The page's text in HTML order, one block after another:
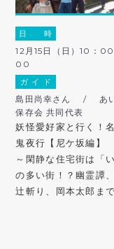
日 時
12月15日（日）10：00
00
ガ イ ド
島田尚幸さん / あい
保存会 共同代表
妖怪愛好家と行く！
鬼夜行【尼ケ坂編】
～閑静な住宅街は「い
の多い街！？幽霊譚、
辻斬り、岡本太郎ま